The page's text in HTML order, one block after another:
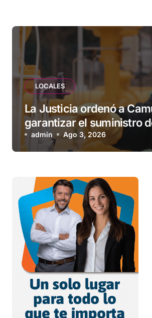
LOCALES
La Justicia ordenó a
garantizar el suministro
una familia de Tolhuin
admin Ago 3, 2026